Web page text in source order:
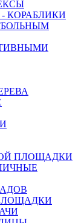
КОРАБЛИКИ
ПЛОЩАДКИ